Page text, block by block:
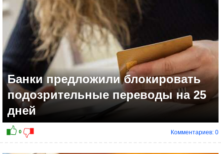
Банки предложили блокировать
подозрительные переводы на 25
дней
Комментариев: 0